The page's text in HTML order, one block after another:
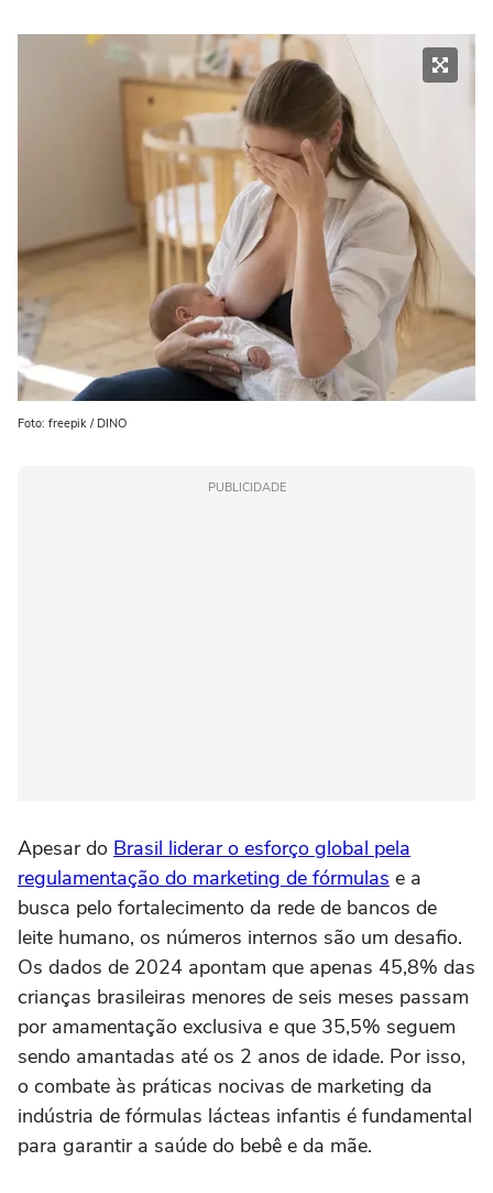
Foto: freepik / DINO
PUBLICIDADE
Apesar do Brasil liderar o esforço global pela
regulamentação do marketing de fórmulas e a
busca pelo fortalecimento da rede de bancos de
leite humano, os números internos são um desafio.
Os dados de 2024 apontam que apenas 45,8% das
crianças brasileiras menores de seis meses passam
por amamentação exclusiva e que 35,5% seguem
sendo amantadas até os 2 anos de idade. Por isso,
o combate às práticas nocivas de marketing da
indústria de fórmulas lácteas infantis é fundamental
para garantir a saúde do bebê e da mãe.